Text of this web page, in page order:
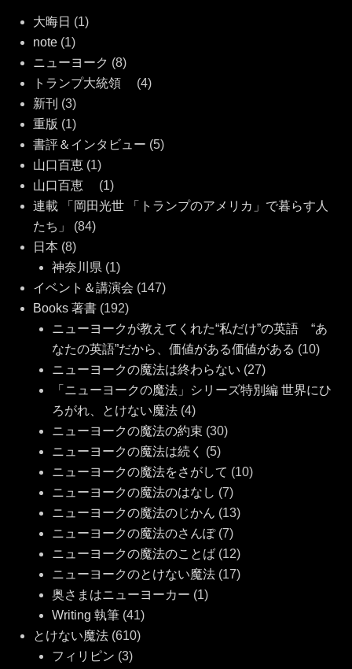
大晦日 (1)
note(1)
ニューヨーク (8)
トランプ大統領
(4)
新刊 (3)
重版 (1)
書評＆インタビュー (5)
山口百恵(1)
山口百恵
(1)
連載 「岡田光世 「トランプのアメリカ」で暮らす人
たち」
(84)
日本 (8)
神奈川県 (1)
イベント＆講演会 (147)
Books 著書(192)
ニューヨークが教えてくれた“私だけ”の英語 “あ
なたの英語”だから、価値がある価値がある (10)
ニューヨークの魔法は終わらない (27)
「ニューヨークの魔法」シリーズ特別編 世界にひ
ろがれ、とけない魔法(4)
ニューヨークの魔法の約束 (30)
ニューヨークの魔法は続く
(5)
ニューヨークの魔法をさがして (10)
ニューヨークの魔法のはなし (7)
ニューヨークの魔法のじかん (13)
ニューヨークの魔法のさんぽ(7)
ニューヨークの魔法のことば(12)
ニューヨークのとけない魔法(17)
奥さまはニューヨーカー (1)
Writing 執筆(41)
とけない魔法(610)
フィリピン (3)